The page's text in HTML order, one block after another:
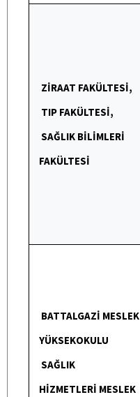
ANA SAYFA
ZİRAAT FAKÜLTESİ,
TIP FAKÜLTESİ,
SAĞLIK BİLİMLERİ
FAKÜLTESİ
BATTALGAZİ MESLEK
YÜKSEKOKULU
SAĞLIK
HİZMETLERİ MESLEK